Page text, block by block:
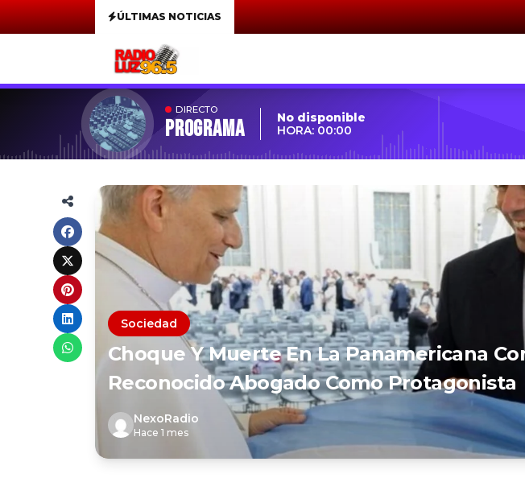
ÚLTIMAS NOTICIAS
DIRECTO
Programa
No disponible
HORA: 00:00
Sociedad
Choque Y Muerte En La Panamericana
Reconocido Abogado Como Protagonista
NexoRadio
Hace 1 mes